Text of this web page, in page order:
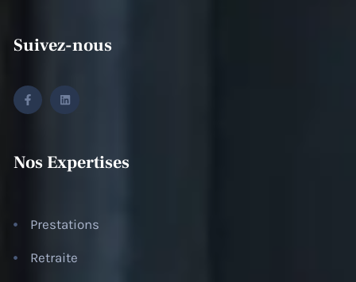
Suivez-nous
F
a
c
o
k
L
i
n
i
n
Nos Expertises
Prestations
Retraite